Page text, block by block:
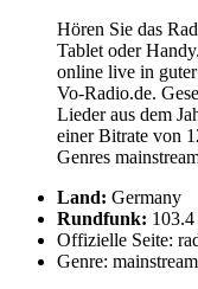
Hören Sie das
Tablet oder
online live in
Vo-Radio.de.
Lieder aus dem
einer Bitrate von
Genres
Land: Germany
Rundfunk:
Offizielle Seite:
Genre: